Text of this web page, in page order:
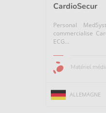
CardioSecur
Personal
commercialise
ECG...
Matériel
ALLEMAGNE